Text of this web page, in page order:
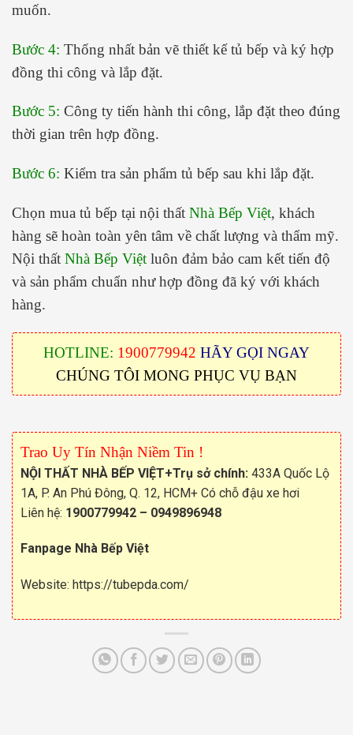
muốn.
Bước 4: Thống nhất bản vẽ thiết kế tủ bếp và ký hợp
đồng thi công và lắp đặt.
Bước 5: Công ty tiến hành thi công, lắp đặt theo đúng
thời gian trên hợp đồng.
Bước 6: Kiểm tra sản phẩm tủ bếp sau khi lắp đặt.
Chọn mua tủ bếp tại nội thất Nhà Bếp Việt, khách
hàng sẽ hoàn toàn yên tâm về chất lượng và thẩm mỹ.
Nội thất Nhà Bếp Việt luôn đảm bảo cam kết tiến độ
và sản phẩm chuẩn như hợp đồng đã ký với khách
hàng.
HOTLINE: 1900779942 HÃY GỌI NGAY
CHÚNG TÔI MONG PHỤC VỤ BẠN
Trao Uy Tín Nhận Niềm Tin !
NỘI THẤT NHÀ BẾP VIỆT+Trụ sở chính: 433A Quốc Lộ
1A, P. An Phú Đông, Q. 12, HCM+ Có chỗ đậu xe hơi
Liên hệ: 1900779942 – 0949896948
Fanpage Nhà Bếp Việt
Website: https://tubepda.com/